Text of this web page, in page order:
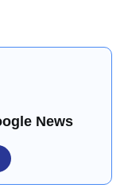
News